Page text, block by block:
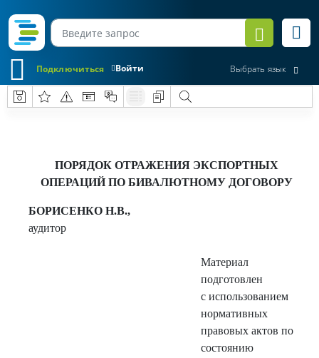
Войти
Подключиться Выбрать язык
ПОРЯДОК ОТРАЖЕНИЯ ЭКСПОРТНЫХ
ОПЕРАЦИЙ ПО БИВАЛЮТНОМУ ДОГОВОРУ
БОРИСЕНКО Н.В.,
аудитор
Материал
подготовлен
с использованием
нормативных
правовых актов по
состоянию